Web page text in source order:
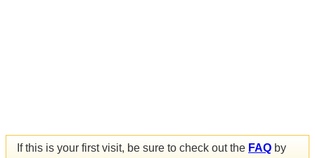
If this is your first visit, be sure to check out the FAQ by